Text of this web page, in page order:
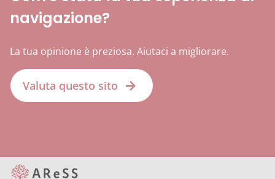
navigazione?
La tua opinione è preziosa. Aiutaci a migliorare.
Valuta questo sito